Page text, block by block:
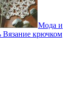
Мода и
Вязание крючком